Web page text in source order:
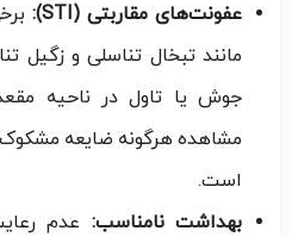
عفونت‌های مقاربتی (STI):
مانند تبخال تناسلی و زگیل
جوش یا تاول در ناحیه
مشاهده هرگونه ضایعه
است.
بهداشت نامناسب: عدم